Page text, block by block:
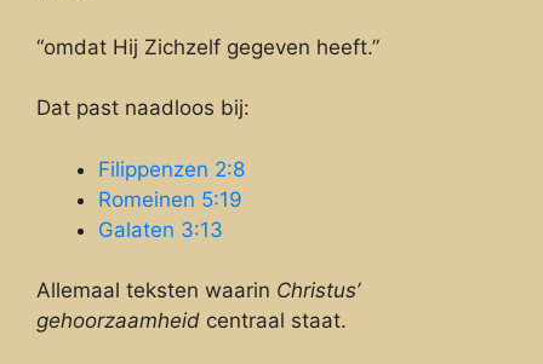
“omdat Hij Zichzelf gegeven heeft.”
Dat past naadloos bij:
Filippenzen 2:8
Romeinen 5:19
Galaten 3:13
Allemaal teksten waarin Christus’
gehoorzaamheid centraal staat.